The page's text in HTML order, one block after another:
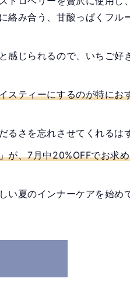
絡み合う、甘酸っぱくフル
感じられるので、いちご好
スティーにするのが特にお
るさを忘れさせてくれるは
が、7月中20%OFFでお求
い夏のインナーケアを始め